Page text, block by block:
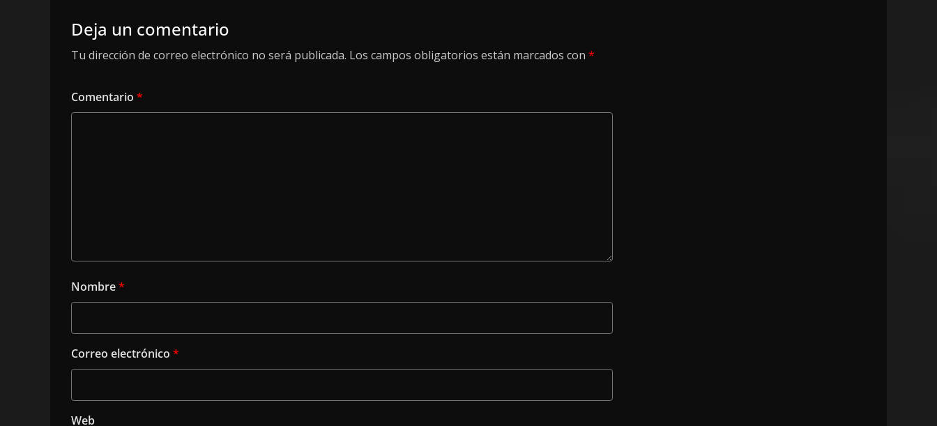
Deja un comentario
Tu dirección de correo electrónico no será publicada. Los campos obligatorios están marcados con *
Comentario *
Nombre*
Correo electrónico *
Web